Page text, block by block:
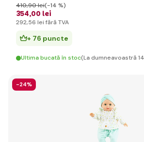
354,00 lei
410,90 lei(-14 %)
292,56 lei fără TVA
+ 76 puncte
Ultima bucată în stoc(La dumneavoastră
-24%